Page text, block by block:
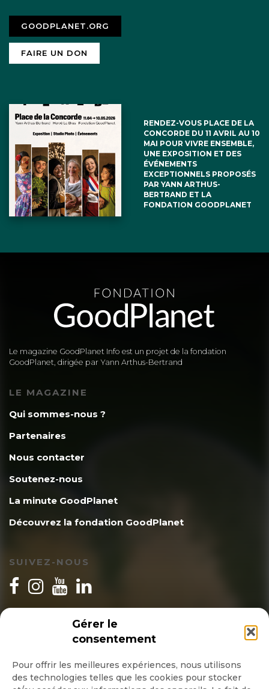
Gérer le
consentement
Pour offrir les meilleures expériences, nous utilisons
des technologies telles que les cookies pour stocker
GOODPLANET.ORG
FAIRE UN DON
RENDEZ-VOUS PLACE DE LA
CONCORDE DU 11 AVRIL AU 10
MAI POUR VIVRE ENSEMBLE,
UNE EXPOSITION ET DES
ÉVÉNEMENTS
EXCEPTIONNELS PROPOSÉS
PAR YANN ARTHUS-
BERTRAND ET LA
FONDATION GOODPLANET
Le magazine GoodPlanet Info est un projet de la fondation
GoodPlanet, dirigée par Yann Arthus-Bertrand
LE MAGAZINE
Qui sommes-nous ?
Partenaires
Nous contacter
Soutenez-nous
La minute GoodPlanet
Découvrez la fondation GoodPlanet
SUIVEZ-NOUS
INSCRIPTION NEWSLETTER
Quotidienne